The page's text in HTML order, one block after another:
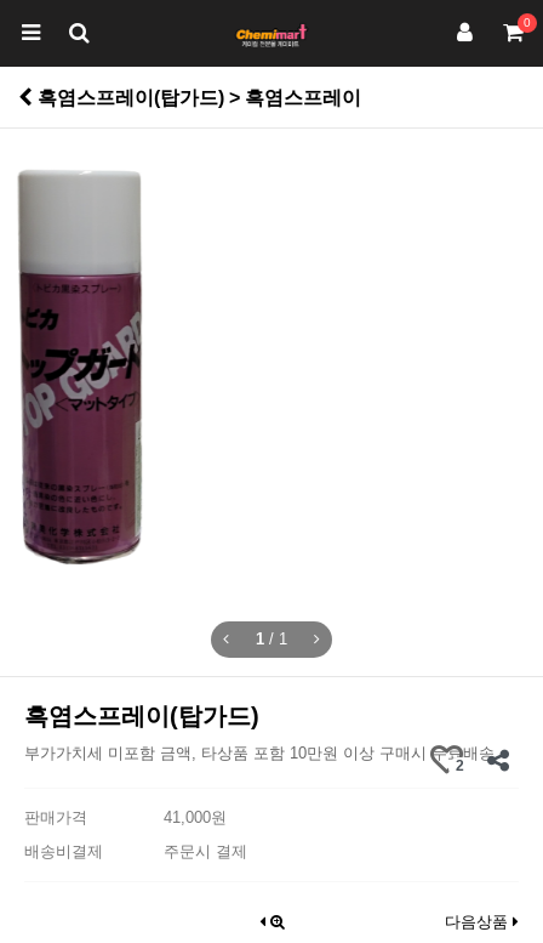
0
흑염스프레이(탑가드) > 흑염스프레이
1 / 1
흑염스프레이(탑가드)
부가가치세 미포함 금액, 타상품 포함 10만원 이상 구매시 무료배송
2
판매가격
41,000원
배송비결제
주문시 결제
다음상품